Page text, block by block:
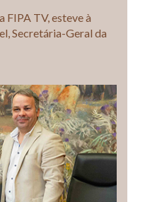
FIPA TV, esteve à
Secretária-Geral da